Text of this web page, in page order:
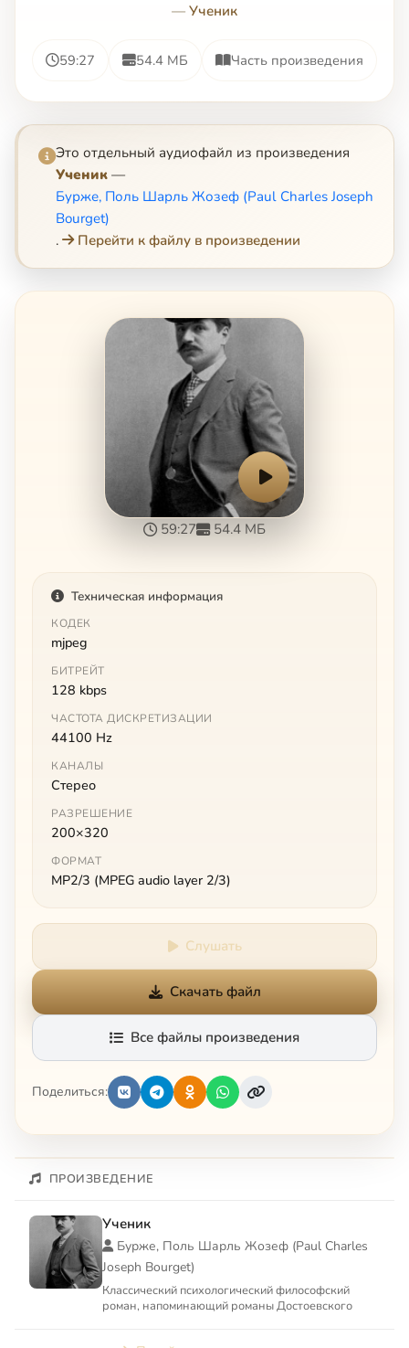
— Ученик
59:27 54.4 МБ Часть произведения
Это отдельный аудиофайл из произведения
Ученик —
Бурже, Поль Шарль Жозеф (Paul Charles Joseph
Bourget)
.
Перейти к файлу в произведении
59:27 54.4 МБ
Техническая информация
КОДЕК
mjpeg
БИТРЕЙТ
128 kbps
ЧАСТОТА ДИСКРЕТИЗАЦИИ
44100 Hz
КАНАЛЫ
Стерео
РАЗРЕШЕНИЕ
200×320
ФОРМАТ
MP2/3 (MPEG audio layer 2/3)
Слушать
Скачать файл
Все файлы произведения
Поделиться:
ПРОИЗВЕДЕНИЕ
Ученик
Бурже, Поль Шарль Жозеф (Paul Charles
Joseph Bourget)
Классический психологический философский
роман, напоминающий романы Достоевского